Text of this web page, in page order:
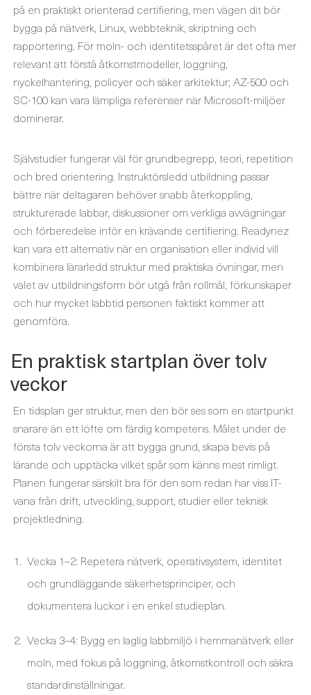
på en praktiskt orienterad certifiering, men vägen dit bör
bygga på nätverk, Linux, webbteknik, skriptning och
rapportering. För moln- och identitetsspåret är det ofta mer
relevant att förstå åtkomstmodeller, loggning,
nyckelhantering, policyer och säker arkitektur; AZ-500 och
SC-100 kan vara lämpliga referenser när Microsoft-miljöer
dominerar.
Självstudier fungerar väl för grundbegrepp, teori, repetition
och bred orientering. Instruktörsledd utbildning passar
bättre när deltagaren behöver snabb återkoppling,
strukturerade labbar, diskussioner om verkliga avvägningar
och förberedelse inför en krävande certifiering. Readynez
kan vara ett alternativ när en organisation eller individ vill
kombinera lärarledd struktur med praktiska övningar, men
valet av utbildningsform bör utgå från rollmål, förkunskaper
och hur mycket labbtid personen faktiskt kommer att
genomföra.
En praktisk startplan över tolv
veckor
En tidsplan ger struktur, men den bör ses som en startpunkt
snarare än ett löfte om färdig kompetens. Målet under de
första tolv veckorna är att bygga grund, skapa bevis på
lärande och upptäcka vilket spår som känns mest rimligt.
Planen fungerar särskilt bra för den som redan har viss IT-
vana från drift, utveckling, support, studier eller teknisk
projektledning.
Vecka 1–2: Repetera nätverk, operativsystem, identitet
och grundläggande säkerhetsprinciper, och
dokumentera luckor i en enkel studieplan.
Vecka 3–4: Bygg en laglig labbmiljö i hemmanätverk eller
moln, med fokus på loggning, åtkomstkontroll och säkra
standardinställningar.